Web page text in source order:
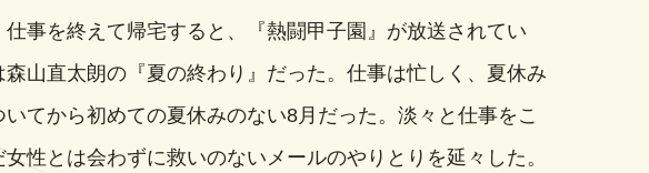
仕事を終えて帰宅すると、『熱闘甲子園』が放送されてい
山直太朗の『夏の終わり』だった。仕事は忙しく、夏休み
てから初めての夏休みのない8月だった。淡々と仕事をこ
性とは会わずに救いのないメールのやりとりを延々した。